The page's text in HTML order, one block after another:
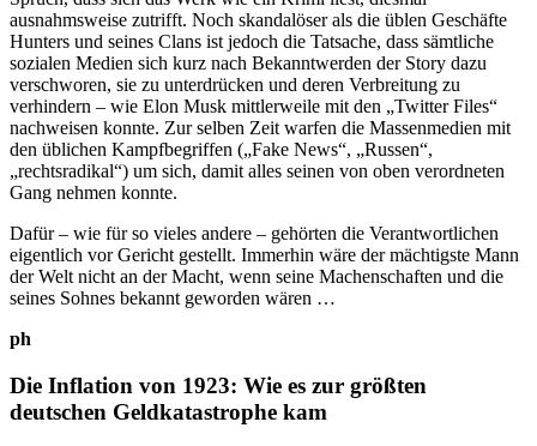
ausnahmsweise zutrifft. Noch skandalöser als die üblen Geschäfte
Hunters und seines Clans ist jedoch die Tatsache, dass sämtliche
sozialen Medien sich kurz nach Bekanntwerden der Story dazu
verschworen, sie zu unterdrücken und deren Verbreitung zu
verhindern – wie Elon Musk mittlerweile mit den „Twitter Files“
nachweisen konnte. Zur selben Zeit warfen die Massenmedien mit
den üblichen Kampfbegriffen („Fake News“, „Russen“,
„rechtsradikal“) um sich, damit alles seinen von oben verordneten
Gang nehmen konnte.
Dafür – wie für so vieles andere – gehörten die Verantwortlichen
eigentlich vor Gericht gestellt. Immerhin wäre der mächtigste Mann
der Welt nicht an der Macht, wenn seine Machenschaften und die
seines Sohnes bekannt geworden wären …
ph
Die Inflation von 1923: Wie es zur größten
deutschen Geldkatastrophe kam